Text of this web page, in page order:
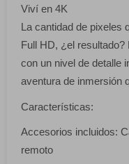
Viví en 4K
La cantidad de
Full HD, ¿el
con un nivel de detalle
aventura de inmersión
Características:
Accesorios incluidos:
remoto